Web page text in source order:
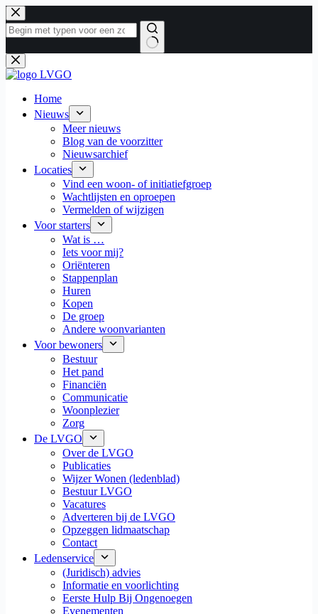
Ga
naar
de
Geen
resultaten
Home
Nieuws
Meer nieuws
Blog van de voorzitter
Nieuwsarchief
Locaties
Vind een woon- of initiatiefgroep
Wachtlijsten en oproepen
Vermelden of wijzigen
Voor starters
Wat is …
Iets voor mij?
Oriënteren
Stappenplan
Huren
Kopen
De groep
Andere woonvarianten
Voor bewoners
Bestuur
Het pand
Financiën
Communicatie
Woonplezier
Zorg
De LVGO
Over de LVGO
Publicaties
Wijzer Wonen (ledenblad)
Bestuur LVGO
Vacatures
Adverteren bij de LVGO
Opzeggen lidmaatschap
Contact
Ledenservice
(Juridisch) advies
Informatie en voorlichting
Eerste Hulp Bij Ongenoegen
Evenementen